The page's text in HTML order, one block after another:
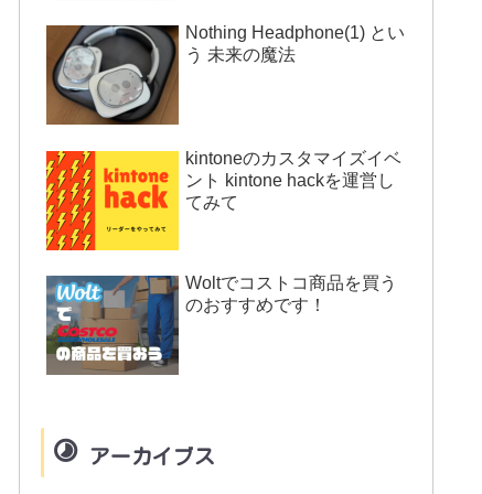
Nothing Headphone(1) とい
う 未来の魔法
kintoneのカスタマイズイベ
ント kintone hackを運営し
てみて
Woltでコストコ商品を買う
のおすすめです！
アーカイブス